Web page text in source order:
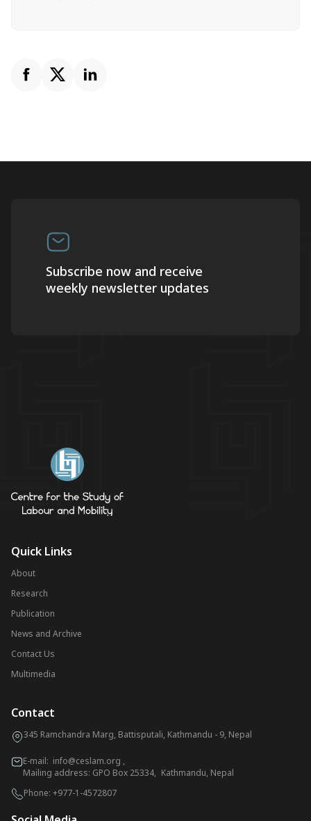
Subscribe now and receive
weekly newsletter updates
Quick Links
About
Research
Publication
News and Archive
Contact Us
Multimedia
Contact
345 Ramchandra Marg, Battisputali, Kathmandu - 9, Nepal
E-mail: info@ceslam.org ,
Mailing address: GPO Box 25334, Kathmandu, Nepal
Phone: +977-1-4572807